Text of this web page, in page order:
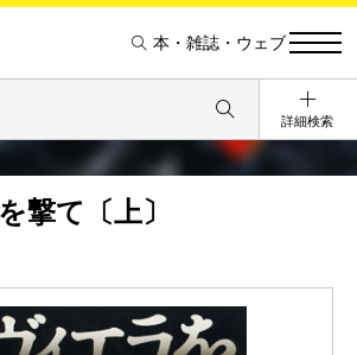
本・雑誌・ウェブ
詳細検索
撃て〔上〕